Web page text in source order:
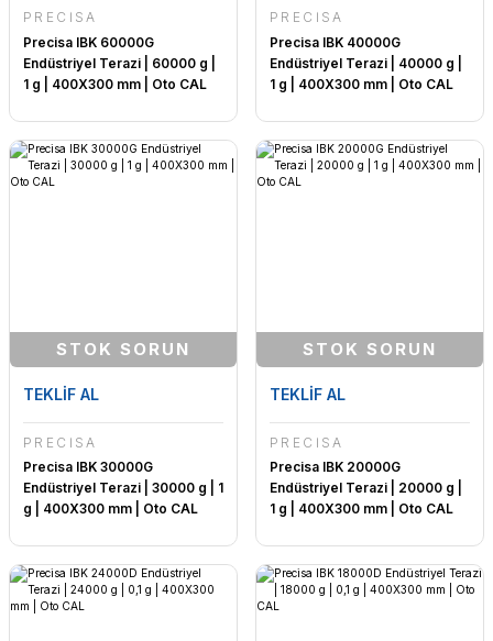
PRECİSA
Precisa IBK 60000G
Endüstriyel Terazi | 60000 g |
1 g | 400X300 mm | Oto CAL
PRECİSA
Precisa IBK 40000G
Endüstriyel Terazi | 40000 g |
1 g | 400X300 mm | Oto CAL
STOK SORUN
TEKLİF AL
PRECİSA
Precisa IBK 30000G
Endüstriyel Terazi | 30000 g | 1
g | 400X300 mm | Oto CAL
STOK SORUN
TEKLİF AL
PRECİSA
Precisa IBK 20000G
Endüstriyel Terazi | 20000 g |
1 g | 400X300 mm | Oto CAL